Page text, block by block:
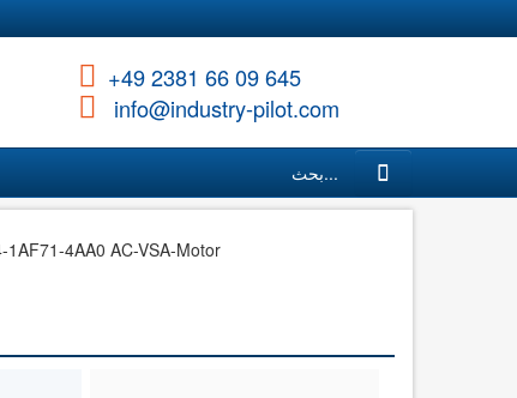
+49 2381 66 09 645
info@industry-pilot.com
بحث...
4AA0 AC-VSA-Motor